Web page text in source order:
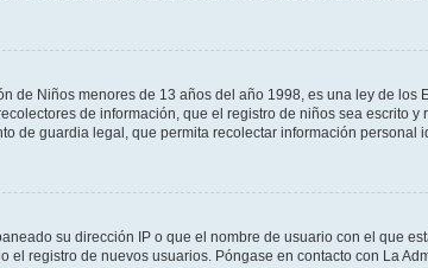
de Niños menores de 13 años del año 1998, es una ley de los
de información, que el registro de niños sea escrito
de guardia legal, que permita recolectar información personal
su dirección IP o que el nombre de usuario con el que
registro de nuevos usuarios. Póngase en contacto con La